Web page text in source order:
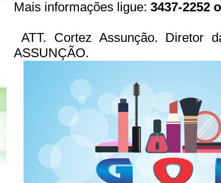
Mais informações ligue: 3437-2252
ATT. Cortez Assunção. Diretor
ASSUNÇÃO.